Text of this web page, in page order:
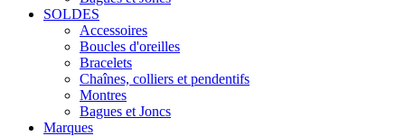
SOLDES
Accessoires
Boucles d'oreilles
Bracelets
Chaînes, colliers et pendentifs
Montres
Bagues et Joncs
Marques